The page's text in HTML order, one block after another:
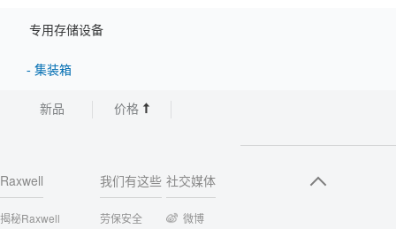
专用存储设备
- 集装箱
新品 价格
Raxwell
揭秘Raxwell
我们有这些
劳保安全
社交媒体
微博